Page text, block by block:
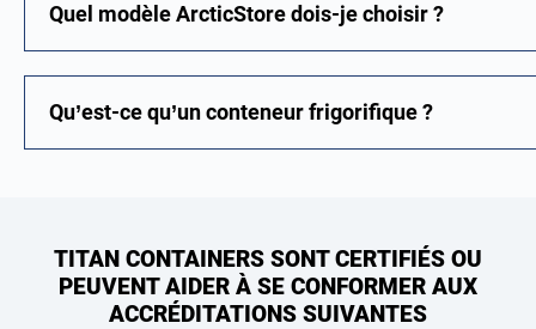
Quel modèle ArcticStore dois-je choisir ?
Qu’est-ce qu’un conteneur frigorifique ?
TITAN CONTAINERS SONT CERTIFIÉS OU
PEUVENT AIDER À SE CONFORMER AUX
ACCRÉDITATIONS SUIVANTES